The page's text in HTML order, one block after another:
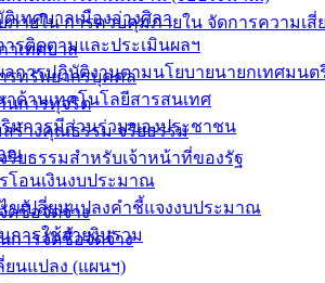
ภายใน การควบคุมภายใน จัดการความเสี่
าเทศบาล
รทรัพยากรบุคคล
นการทุจริต
สร้างคุณธรรม จริยธรรม
ริยธรรมสำหรับเจ้าหน้าที่ของรัฐ
ดซื้อจัดจ้าง
การจัดซื้อจัดจ้าง
ยนแปลง (แผนฯ)
เทศบาลเมืองอ่างศิลา
ารติดตามและประเมินผลฯ
ลการปฏิบัติงานตามนโยบายนายกเทศมนต
ด้านเทคโนโลยีสารสนเทศ
ริมการมีส่วนร่วมของประชาชน
ณ
โอนเงินงบประมาณ
ขเปลี่ยนแปลงคำชี้แจงงบประมาณ
การใช้จ่ายงินรวม